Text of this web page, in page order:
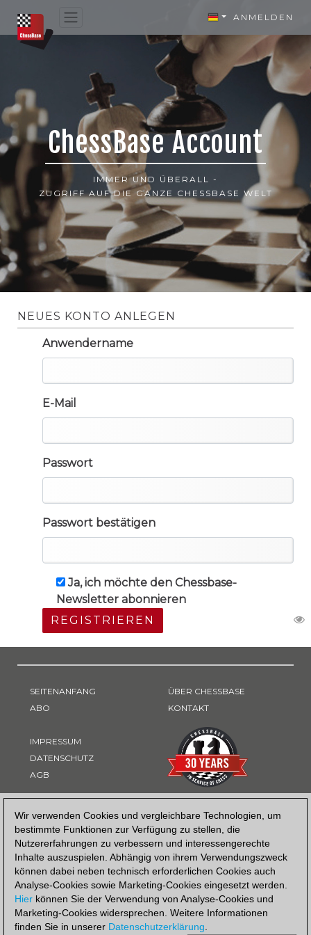
Wir verwenden Cookies und vergleichbare Technologien, um
bestimmte Funktionen zur Verfügung zu stellen, die
Nutzererfahrungen zu verbessern und interessengerechte
Inhalte auszuspielen. Abhängig von ihrem Verwendungszweck
können dabei neben technisch erforderlichen Cookies auch
Analyse-Cookies sowie Marketing-Cookies eingesetzt werden.
Hier können Sie der Verwendung von Analyse-Cookies und
Marketing-Cookies widersprechen. Weitere Informationen
finden Sie in unserer Datenschutzerklärung.
ANMELDEN
ChessBase Account
IMMER UND ÜBERALL -
ZUGRIFF AUF DIE GANZE CHESSBASE WELT
NEUES KONTO ANLEGEN
Anwendername
E-Mail
Passwort
Passwort bestätigen
Ja, ich möchte den Chessbase-
Newsletter abonnieren
REGISTRIEREN
SEITENANFANG
ABO
IMPRESSUM
DATENSCHUTZ
AGB
ÜBER CHESSBASE
KONTAKT
ZAHLUNGSART